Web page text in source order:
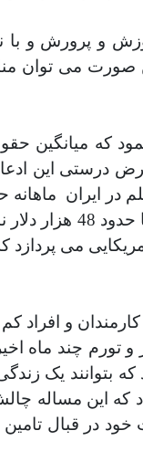
و پرورش و با
صورت می توان
که میانگین
این ادعا،
خواهد شد و این عدد در کنار
می پردازد
و افراد کم
دریافتی معلمان باید به 6 میلیون
که این مساله
خود در قبال